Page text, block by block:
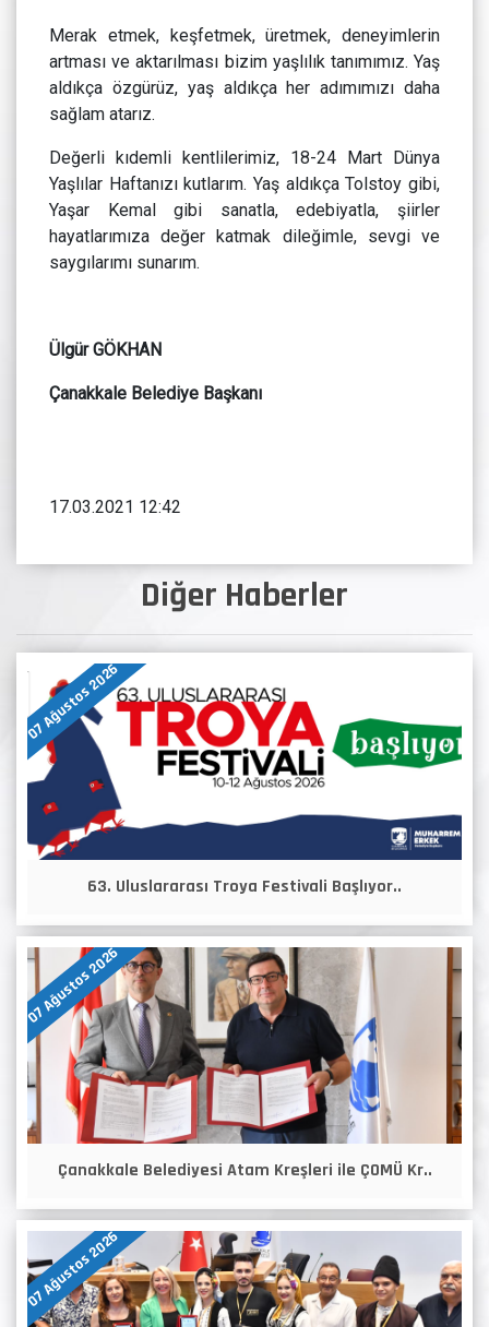
Diğer Haberler
07 Ağustos 2026
63. Uluslararası Troya Festivali Başlıyor..
07 Ağustos 2026
Çanakkale Belediyesi Atam Kreşleri ile ÇOMÜ Kr..
07 Ağustos 2026
Merak etmek, keşfetmek, üretmek, deneyimlerin
artması ve aktarılması bizim yaşlılık tanımımız. Yaş
aldıkça özgürüz, yaş aldıkça her adımımızı daha
sağlam atarız.
Değerli kıdemli kentlilerimiz, 18-24 Mart Dünya
Yaşlılar Haftanızı kutlarım. Yaş aldıkça Tolstoy gibi,
Yaşar Kemal gibi sanatla, edebiyatla, şiirler
hayatlarımıza değer katmak dileğimle, sevgi ve
saygılarımı sunarım.
Ülgür GÖKHAN
Çanakkale Belediye Başkanı
17.03.2021 12:42